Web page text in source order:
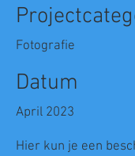
Fotografie
Datum
April 2023
Hier kun je een